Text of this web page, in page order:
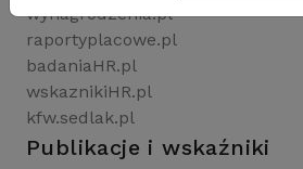
wynagrodzenia.pl
raportyplacowe.pl
badaniaHR.pl
wskaznikiHR.pl
kfw.sedlak.pl
Publikacje i wskaźniki